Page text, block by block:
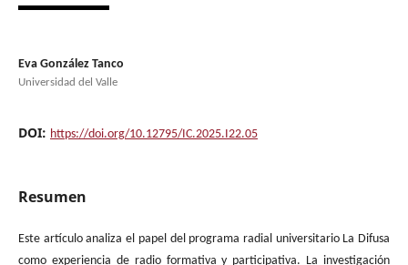
Eva González Tanco
Universidad del Valle
DOI: https://doi.org/10.12795/IC.2025.I22.05
Resumen
Este artículo analiza el papel del programa radial universitario La Difusa
como experiencia de radio formativa y participativa. La investigación